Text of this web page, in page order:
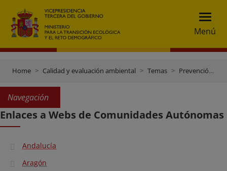
Menú
Home Calidad y evaluación ambiental Temas Prevención y gestión de residuos
Navegación
Enlaces a Webs de Comunidades Autónomas
Andalucía
Aragón